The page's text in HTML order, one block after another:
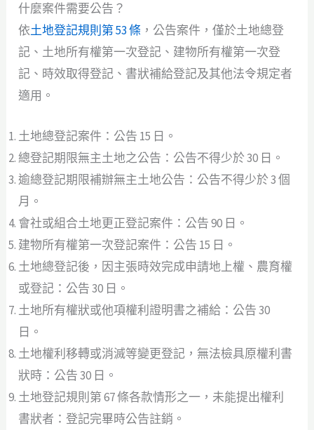
什麼案件需要公告？
依土地登記規則第 53 條 ，公告案件，僅於土地總登
記、土地所有權第一次登記、建物所有權第一次登
記、時效取得登記、書狀補給登記及其他法令規定者
適用。
土地總登記案件：公告 15 日。
總登記期限無主土地之公告：公告不得少於 30 日。
逾總登記期限補辦無主土地公告：公告不得少於 3 個
月。
會社或組合土地更正登記案件：公告 90 日。
建物所有權第一次登記案件：公告 15 日。
土地總登記後，因主張時效完成申請地上權、農育權
或登記：公告 30 日。
土地所有權狀或他項權利證明書之補給：公告 30
日。
土地權利移轉或消滅等變更登記，無法檢具原權利書
狀時：公告 30 日。
土地登記規則第 67 條各款情形之一，未能提出權利
書狀者：登記完畢時公告註銷。